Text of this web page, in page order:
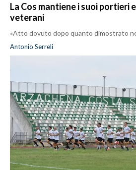
La Cos mantiene i suoi portieri
veterani
«Atto dovuto dopo quanto dimostrato
Antonio Serreli